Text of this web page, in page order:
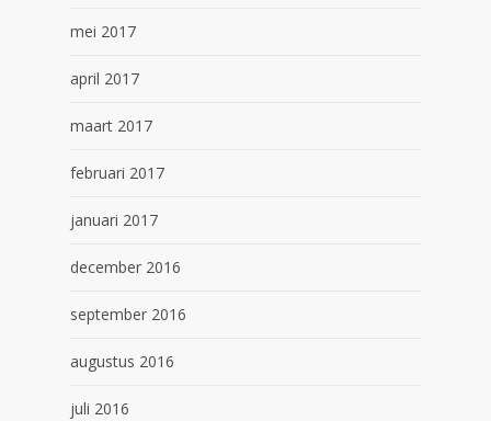
mei 2017
april 2017
maart 2017
februari 2017
januari 2017
december 2016
september 2016
augustus 2016
juli 2016